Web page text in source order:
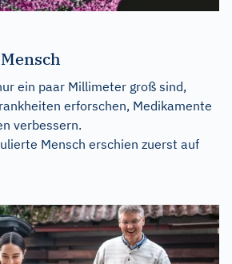
ein paar Millimeter groß sind,
erforschen, Medikamente
verbessern.
Mensch erschien zuerst auf